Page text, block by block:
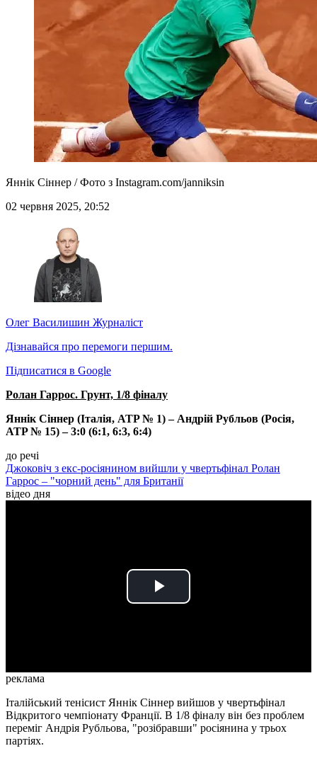
Яннік Сіннер / Фото з Instagram.com/janniksin
02 червня 2025, 20:52
Олег Василишин Журналіст
Дізнавайся про перемоги першим.
Підписатися в Google
Ролан Гаррос. Грунт, 1/8 фіналу
Яннік Сіннер (Італія, ATP № 1) – Андрій Рубльов (Росія,
ATP № 15) – 3:0 (6:1, 6:3, 6:4)
до речі
Джоковіч з екс-росіянином вийшли у чвертьфінал Ролан
Гаррос – "чорний день" для Британії
відео дня
Play
реклама
Італійський тенісист Яннік Сіннер вийшов у чвертьфінал
Відкритого чемпіонату Франції. В 1/8 фіналу він без проблем
переміг Андрія Рубльова, "розібравши" росіянина у трьох
партіях.